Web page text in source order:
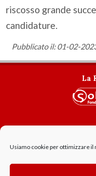
Usiamo cookie per ottimizzare il
riscosso grande
candidature.
Pubblicato il: 01-02-
La